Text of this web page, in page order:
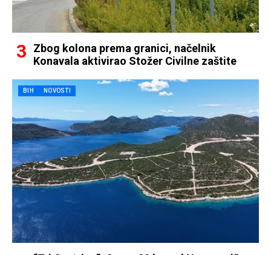
Zbog kolona prema granici, načelnik
Konavala aktivirao Stožer Civilne zaštite
BIH NOVOSTI